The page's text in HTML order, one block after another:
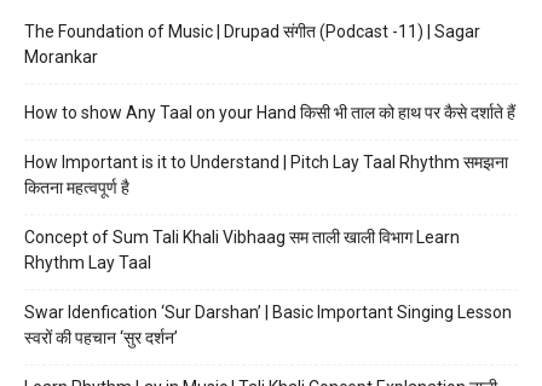
The Foundation of Music | Drupad संगीत (Podcast -11) | Sagar
Morankar
How to show Any Taal on your Hand किसी भी ताल को हाथ पर कैसे दर्शाते हैं
How Important is it to Understand | Pitch Lay Taal Rhythm समझना
कितना महत्वपूर्ण है
Concept of Sum Tali Khali Vibhaag सम ताली खाली विभाग Learn
Rhythm Lay Taal
Swar Idenfication ‘Sur Darshan’ | Basic Important Singing Lesson
स्वरों की पहचान ‘सुर दर्शन’